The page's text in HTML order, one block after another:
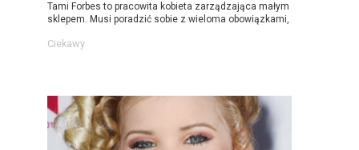
Tami Forbes to pracowita kobieta zarządzająca małym
sklepem. Musi poradzić sobie z wieloma obowiązkami,
Ciekawy